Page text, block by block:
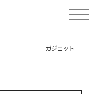
toggle
ガジェット